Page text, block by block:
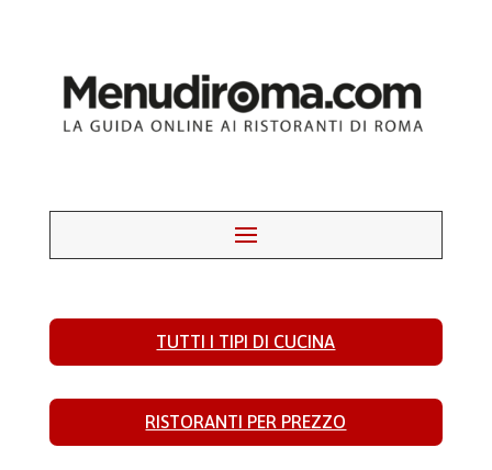
TUTTI I TIPI DI CUCINA
RISTORANTI PER PREZZO